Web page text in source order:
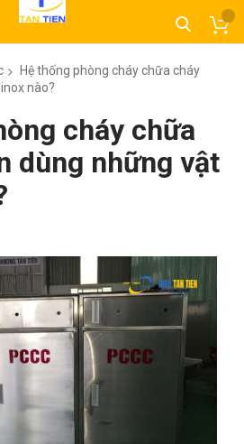
Hệ thống phòng cháy chữa cháy
nào?
cháy chữa
dùng những vật